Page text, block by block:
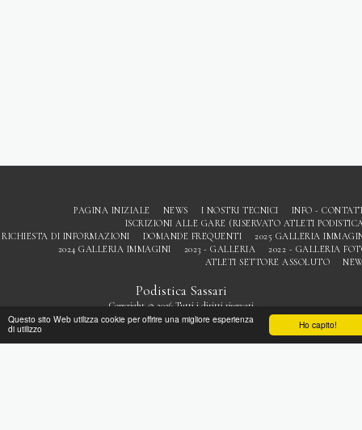
Ho capito!
Questo sito Web utilizza cookie per offrire una migliore esperienza
di utilizzo
Podistica Sassari
Copyright © 2026 Tutti i diritti riservati
Privacy
PAGINA INIZIALE NEWS I NOSTRI TECNICI
INFO -
ISCRIZIONI ALLE GARE (RISERVATO ATLETI
RICHIESTA DI INFORMAZIONI
DOMANDE FREQUENTI
2025 GALLERIA
2024 GALLERIA IMMAGINI
2023 - GALLERIA
2022 - GALLERIA
ATLETI SETTORE ASSOLUTO